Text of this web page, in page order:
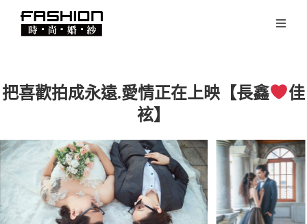
把喜歡拍成永遠.愛情正在上映【長鑫
佳
袨】